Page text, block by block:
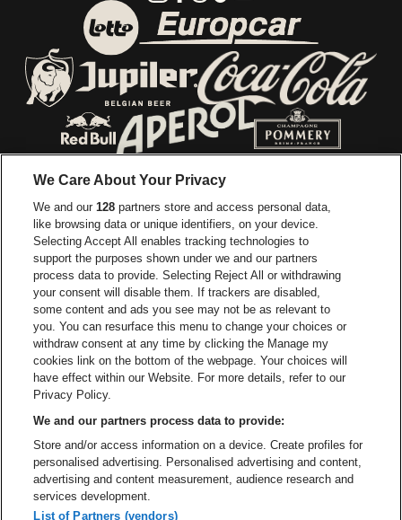
Ga naar de website van Lotto
Ga naar de website van
Ga naar de website van JupilerGa naar de
Ga naar de website van Red BullGa naar de
Ga naar de website van Het logo van
Ga naar de
Ga naar de website van Croky
Ga naar de website van
Ga naar de website van Le Soir
Ga naar de
Ga naar de website van
Vorst Nationaal is een deel van be•at
Vorst Nationaal
Be-At Venues
Schijnpoortweg 119, 2170 Antwerpen
BTW (BE) 0461.051.688 - RPR Antwerpen
BNP Paribas Fortis - IBAN: BE93 2200 4925 0067 - BIC:
GEBABEBB
We Care About Your Privacy
We and our128 partners store and access personal data,
like browsing data or unique identifiers, on your device.
Selecting Accept All enables tracking technologies to
support the purposes shown under we and our partners
process data to provide. Selecting Reject All or withdrawing
your consent will disable them. If trackers are disabled,
some content and ads you see may not be as relevant to
you. You can resurface this menu to change your choices or
withdraw consent at any time by clicking the Manage my
cookies link on the bottom of the webpage. Your choices will
have effect within our Website. For more details, refer to our
Privacy Policy.
We and our partners process data to provide:
Store and/or access information on a device. Create profiles for
personalised advertising. Personalised advertising and content,
advertising and content measurement, audience research and
services development.
List of Partners (vendors)